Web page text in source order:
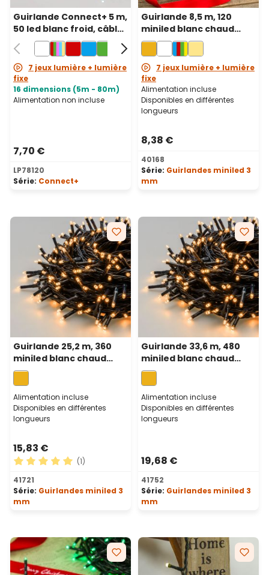
Guirlande Connect+ 5 m,
50 led blanc froid, câble
vert, prolongeable
7 jeux lumière + lumière
fixe
16 dimensions (5m - 80m)
Alimentation non incluse
7,70 €
LP78120
Série: Connect+
Guirlande 8,5 m, 120
miniled blanc chaud
traditionnel, câble vert
7 jeux lumière + lumière
fixe
Alimentation incluse
Disponibles en différentes
longueurs
8,38 €
40168
Série: Guirlandes miniled 3
mm
Guirlande 25,2 m, 360
miniled blanc chaud
traditionnel, câble vert
Alimentation incluse
Disponibles en différentes
longueurs
15,83 €
Note moyenne de 5 sur 5 étoiles
(1)
41721
Série: Guirlandes miniled 3
mm
Guirlande 33,6 m, 480
miniled blanc chaud
traditionnel, câble vert
Alimentation incluse
Disponibles en différentes
longueurs
19,68 €
41752
Série: Guirlandes miniled 3
mm